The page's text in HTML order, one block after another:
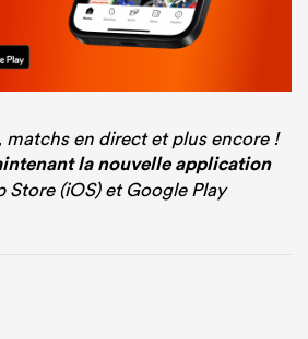
en direct et plus encore !
la nouvelle application
Store (iOS) et Google Play